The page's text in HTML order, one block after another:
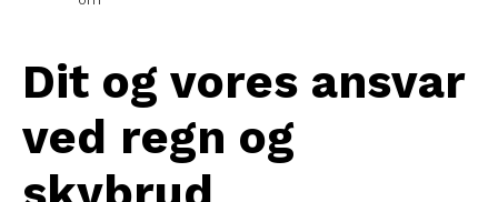
Dit og vores ansvar
ved regn og